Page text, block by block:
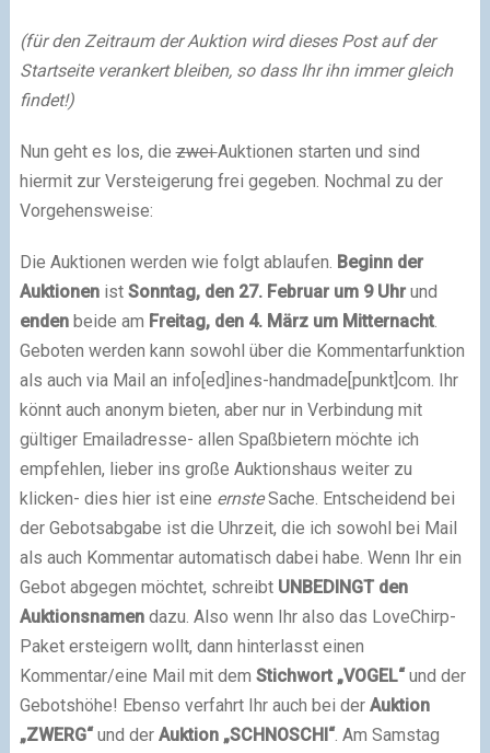
(für den Zeitraum der Auktion wird dieses Post auf der
Startseite verankert bleiben, so dass Ihr ihn immer gleich
findet!)
Nun geht es los, diezweiAuktionen starten und sind
hiermit zur Versteigerung frei gegeben. Nochmal zu der
Vorgehensweise:
Die Auktionen werden wie folgt ablaufen. Beginn der
Auktionenist Sonntag, den 27. Februar um 9 Uhrund
endenbeide am Freitag, den 4. März um Mitternacht.
Geboten werden kann sowohl über die Kommentarfunktion
als auch via Mail an info[ed]ines-handmade[punkt]com. Ihr
könnt auch anonym bieten, aber nur in Verbindung mit
gültiger Emailadresse- allen Spaßbietern möchte ich
empfehlen, lieber ins große Auktionshaus weiter zu
klicken- dies hier ist eine ernsteSache. Entscheidend bei
der Gebotsabgabe ist die Uhrzeit, die ich sowohl bei Mail
als auch Kommentar automatisch dabei habe. Wenn Ihr ein
Gebot abgegen möchtet, schreibtUNBEDINGT den
Auktionsnamendazu. Also wenn Ihr also das LoveChirp-
Paket ersteigern wollt, dann hinterlasst einen
Kommentar/eine Mail mit dem Stichwort „VOGEL“und der
Gebotshöhe! Ebenso verfahrt Ihr auch bei der Auktion
„ZWERG“und der Auktion „SCHNOSCHI“. Am Samstag